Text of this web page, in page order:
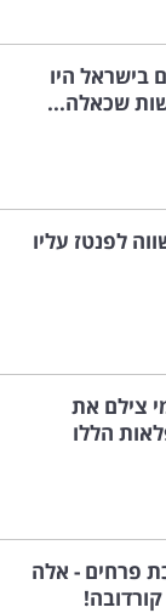
בישראל היו
שכאלה...
לפנטז עליו
צילם את
הללו
פרחים - אלה